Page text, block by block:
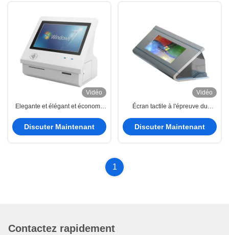
Vidéo
Elegante et élégant et économe
Discuter Maintenant
Vidéo
Écran tactile à l'épreuve du
bureau en acier rocailleux IR de
clôture - 19"
Discuter Maintenant
1
Contactez rapidement